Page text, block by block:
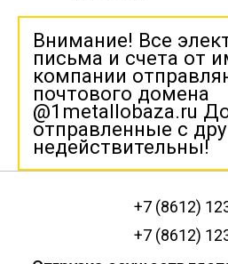
Внимание! Все
письма и счета от
компании
почтового домена
@1metallobaza.ru
отправленные с
недействительны!
+7 (8612)
+7 (8612)